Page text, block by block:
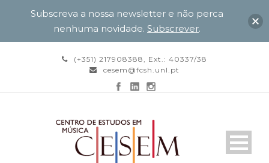
(+351) 217908388, Ext.: 40337/38
cesem@fcsh.unl.pt
Subscreva a nossa newsletter e não perca
nenhuma novidade. Subscrever.